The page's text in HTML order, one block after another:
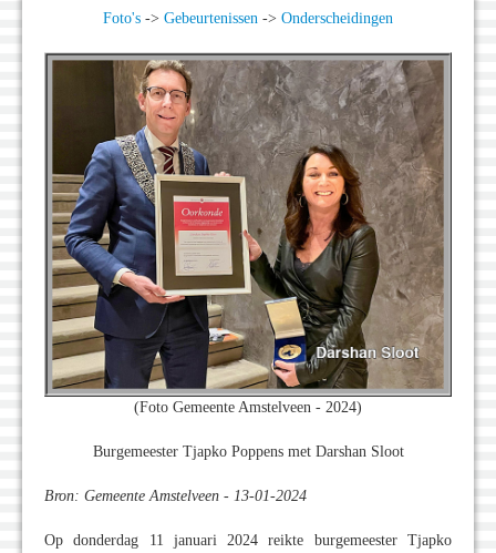
Foto's -> Gebeurtenissen -> Onderscheidingen
(Foto Gemeente Amstelveen - 2024)
Burgemeester Tjapko Poppens met Darshan Sloot
Bron: Gemeente Amstelveen - 13-01-2024
Op donderdag 11 januari 2024 reikte burgemeester Tjapko